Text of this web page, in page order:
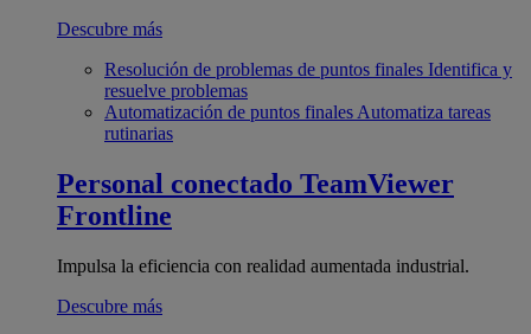
Descubre más
Resolución de problemas de puntos finales Identifica y
resuelve problemas
Automatización de puntos finales Automatiza tareas
rutinarias
Personal conectado TeamViewer
Frontline
Impulsa la eficiencia con realidad aumentada industrial.
Descubre más